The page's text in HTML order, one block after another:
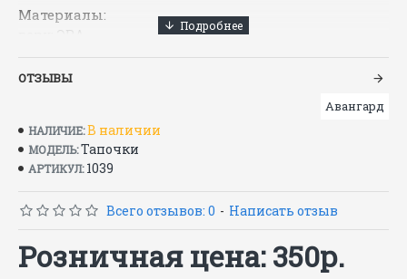
Материалы:
верх: ЭВА
подошва: ЭВА
подкладка: бесподкладочные
ТО 2293-001-55241009-01
ОТЗЫВЫ
НАЛИЧИЕ:В наличии
МОДЕЛЬ:Тапочки
АРТИКУЛ: 1039
Авангард
Всего отзывов: 0 - Написать отзыв
Розничная цена: 350р.